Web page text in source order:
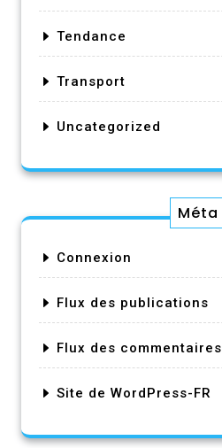
Tendance
Transport
Uncategorized
Méta
Connexion
Flux des publications
Flux des commentaires
Site de WordPress-FR